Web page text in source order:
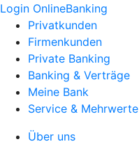
Login OnlineBanking
Privatkunden
Firmenkunden
Private Banking
Banking & Verträge
Meine Bank
Service & Mehrwerte
Über uns